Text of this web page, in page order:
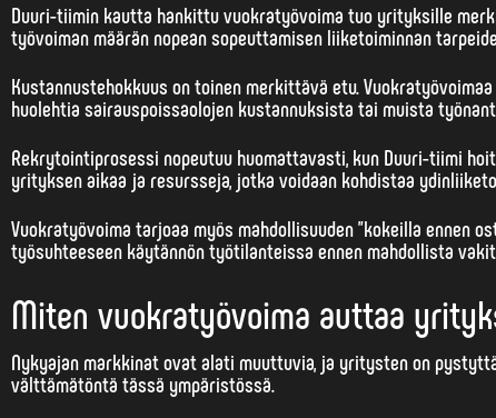
Duuri-tiimin kautta hankittu vuokratyövoima tuo yrityksille
työvoiman määrän nopean sopeuttamisen liiketoiminnan
Kustannustehokkuus on toinen merkittävä etu.
huolehtia sairauspoissaolojen kustannuksista tai muista
Rekrytointiprosessi nopeutuu huomattavasti, kun Duuri-tiimi
yrityksen aikaa ja resursseja, jotka voidaan kohdistaa
Vuokratyövoima tarjoaa myös mahdollisuuden ”kokeilla ennen
työsuhteeseen käytännön työtilanteissa ennen mahdollista
Miten vuokratyövoima auttaa
Nykyajan markkinat ovat alati muuttuvia, ja yritysten on
välttämätöntä tässä ympäristössä.